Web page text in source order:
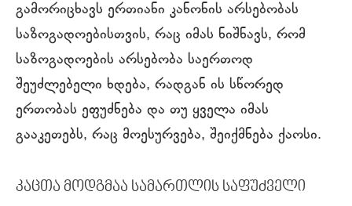
გამორიცხავს ერთიანი კანონის არსებობას
საზოგადოებისთვის, რაც იმას ნიშნავს, რომ
საზოგადოების არსებობა საერთოდ
შეუძლებელი ხდება, რადგან ის სწორედ
ერთობას ეფუძნება და თუ ყველა იმას
გააკეთებს, რაც მოესურვება, შეიქმნება ქაოსი.
კაცთა მოდგმაა სამართლის საფუძველი